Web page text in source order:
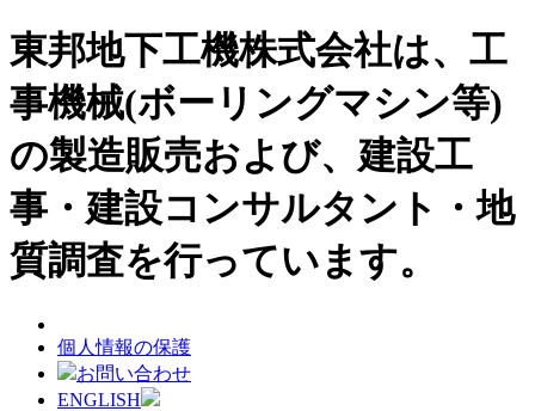
東邦地下工機株式会社は、工
事機械(ボーリングマシン等)
の製造販売および、建設工
事・建設コンサルタント・地
質調査を行っています。
個人情報の保護
お問い合わせ
ENGLISH